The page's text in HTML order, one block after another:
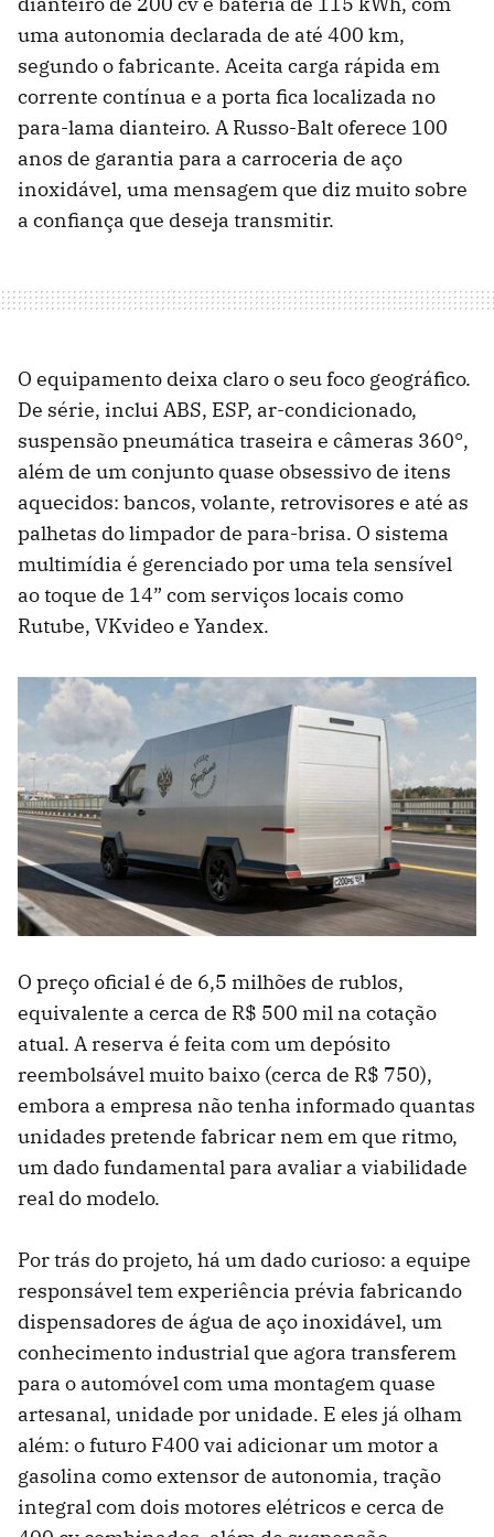
uma autonomia declarada de até 400 km,
segundo o fabricante. Aceita carga rápida em
corrente contínua e a porta fica localizada no
para-lama dianteiro. A Russo-Balt oferece 100
anos de garantia para a carroceria de aço
inoxidável, uma mensagem que diz muito sobre
a confiança que deseja transmitir.
O equipamento deixa claro o seu foco geográfico.
De série, inclui ABS, ESP, ar-condicionado,
suspensão pneumática traseira e câmeras 360°,
além de um conjunto quase obsessivo de itens
aquecidos: bancos, volante, retrovisores e até as
palhetas do limpador de para-brisa. O sistema
multimídia é gerenciado por uma tela sensível
ao toque de 14” com serviços locais como
Rutube, VKvideo e Yandex.
O preço oficial é de 6,5 milhões de rublos,
equivalente a cerca de R$ 500 mil na cotação
atual. A reserva é feita com um depósito
reembolsável muito baixo (cerca de R$ 750),
embora a empresa não tenha informado quantas
unidades pretende fabricar nem em que ritmo,
um dado fundamental para avaliar a viabilidade
real do modelo.
Por trás do projeto, há um dado curioso: a equipe
responsável tem experiência prévia fabricando
dispensadores de água de aço inoxidável, um
conhecimento industrial que agora transferem
para o automóvel com uma montagem quase
artesanal, unidade por unidade. E eles já olham
além: o futuro F400 vai adicionar um motor a
gasolina como extensor de autonomia, tração
integral com dois motores elétricos e cerca de